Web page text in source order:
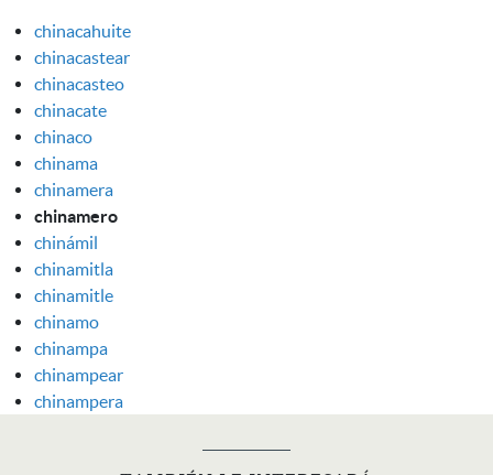
chinacahuite
chinacastear
chinacasteo
chinacate
chinaco
chinama
chinamera
chinamero
chinámil
chinamitla
chinamitle
chinamo
chinampa
chinampear
chinampera